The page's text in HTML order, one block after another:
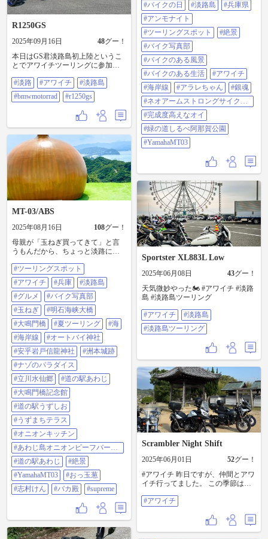
R1250GS
2025年09月16日 48グー！
本日はGS君淡路島初上陸というこ
とでアワイチツーリングに参加！
丼やスイーツ🍨堪能できてよかっ
たです♪ またご一緒よろしくお願い
します。 #淡路 #アワイチ #淡路島
#bmwmotorrad #r1250gs
#淡路 #アワイチ
#淡路島
#bmwmotorrad
#r1250gs
り回ってたアレじゃなくて………
古代のネオアームストロングサイ
クロンジェットアームストロング
砲でもなくて……… アンモだよ
ぉ〜🐚…… 「ディディモセラス・
アワジエンゼ」って名の異常巻き
アンモナイトだよぉ〜🐚 ②〜④参
考画像 ⑤〜⑩淡路島の海岸線ツー
リングの気持ち良いこと🥰🏍️💨🌊 #
バイクの日 #淡路島 #兵庫県 #アン
モナイト #ツーリングスポット #絶
景 #バイク写真部 #バイクのある風
景 #バイクのある生活 #アワイチ #
海岸線 #アラレちゃん #銀魂 #ネオ
アームストロングサイクロンジェ
ットアームストロング砲 #完成度高
えなオイ #緑の道しるべ阿那賀公園
#バイクの日 #淡路島
#兵庫県
#アンモナイト
#ツーリングスポット
#絶景
#バイク写真部
#バイクのある風景
#バイクのある生活
#アワイチ
#海岸線
#アラレちゃん
#銀魂
#ネオアームストロングサイクロ
ンジェットアームストロング砲
#完成度高えなオイ
#緑の道しるべ阿那賀公園
#YamahaMT03
MT-03/ABS
2025年08月16日 108グー！
母親が「玉ねぎ買ってきて」と言
うもんだから、ちょっと淡路に行
イチやってみた🏍️💨🧅 ①いつも混
んでる鳴門橋記念館は休館だった
ので、おっ玉葱と絶景を独り占め
🧅 ②橋 ③海 ④オートバイ神社詣で
⑤絶景(洲本城跡) ⑥ナゾパラ ⑦殿詣
で ⑧橋 ⑨橋(絶景) ⑩オニオンキッ
チンさんの、あわじ島バーガー🍔
美味い😋 #ツーリングスポット #ア
ワイチ #兵庫 #淡路島 #グルメ #バ
イク写真部 #玉ねぎ #明石海峡大橋
#大鳴門橋 #夏ツーリング #海 #海岸
線 #オートバイ神社 #安乎岩戸信龍
神社 #洲本城跡 #ナゾのパラダイス
#立川水仙郷 #道の駅あわじ #大鳴
門橋記念館 #道の駅うずしお #うず
まちテラス #オニオンキッチン #あ
わじ島オニオンビーフバーガー #道
の駅あわじ #絶景 #yamahamt03 #お
っ玉葱 #志村けん #バカ殿 #supreme
#ツーリングスポット
#アワイチ
#兵庫
#淡路島
#グルメ
#バイク写真部
#玉ねぎ
#明石海峡大橋
#大鳴門橋
#夏ツーリング
#海
#海岸線
#オートバイ神社
#安乎岩戸信龍神社
#洲本城跡
#ナゾのパラダイス
#立川水仙郷
#道の駅あわじ
#大鳴門橋記念館
#道の駅うずしお
#うずまちテラス
#オニオンキッチン
#あわじ島オニオンビーフバーガ
ー
#道の駅あわじ
#絶景
#YamahaMT03
#おっ玉葱
#志村けん
#バカ殿 #supreme
Sportster XL883L Low
2025年06月08日 43グー！
天気微妙やった🏍️ #アワイチ #淡路
島 #淡路島ツーリング
#アワイチ
#淡路島
#淡路島ツーリング
Scrambler Night Shift
2025年06月01日 52グー！
#アワイチ 昨日ですが、仲間とアワ
イチ行ってました。 この季節は、
#アワイチ